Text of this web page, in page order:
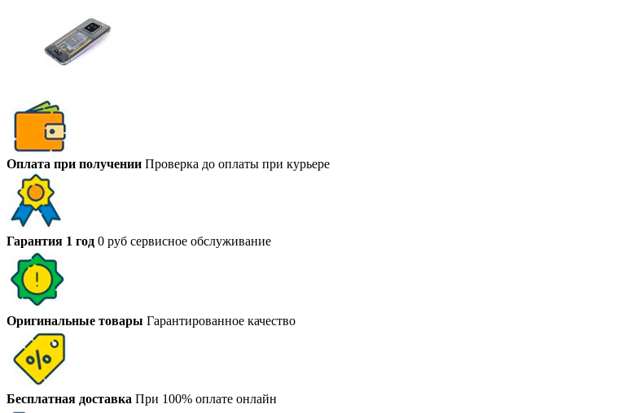
Оплата при получении Проверка до оплаты при курьере
Гарантия 1 год 0 руб сервисное обслуживание
Оригинальные товары Гарантированное качество
Бесплатная доставка При 100% оплате онлайн